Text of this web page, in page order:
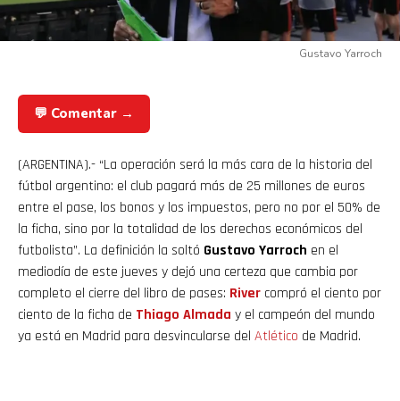
Gustavo Yarroch
💬 Comentar →
(ARGENTINA).- “La operación será la más cara de la historia del
fútbol argentino: el club pagará más de 25 millones de euros
entre el pase, los bonos y los impuestos, pero no por el 50% de
la ficha, sino por la totalidad de los derechos económicos del
futbolista”. La definición la soltó Gustavo Yarroch en el
mediodía de este jueves y dejó una certeza que cambia por
completo el cierre del libro de pases: River compró el ciento por
ciento de la ficha de Thiago Almada y el campeón del mundo
ya está en Madrid para desvincularse del Atlético de Madrid.